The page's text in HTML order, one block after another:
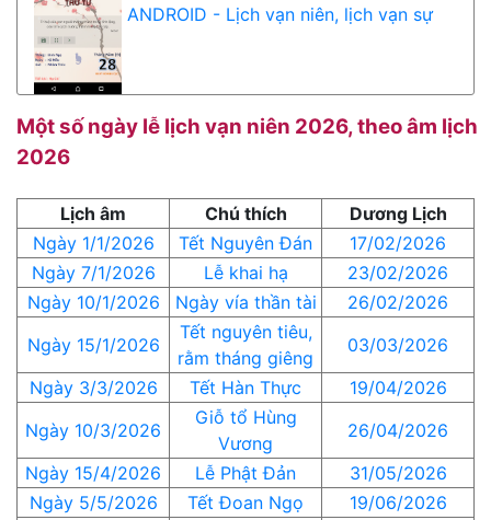
ANDROID - Lịch vạn niên, lịch vạn sự
Một số ngày lễ lịch vạn niên 2026, theo âm lịch
2026
Lịch âm Chú thích
Dương Lịch
Ngày 1/1/2026
Tết Nguyên Đán
17/02/2026
Ngày 7/1/2026
Lễ khai hạ
23/02/2026
Ngày 10/1/2026
Ngày vía thần tài
26/02/2026
Ngày 15/1/2026
Tết nguyên tiêu,
rằm tháng giêng
03/03/2026
Ngày 3/3/2026
Tết Hàn Thực
19/04/2026
Ngày 10/3/2026
Giỗ tổ Hùng
Vương
26/04/2026
Ngày 15/4/2026
Lễ Phật Đản
31/05/2026
Ngày 5/5/2026
Tết Đoan Ngọ
19/06/2026